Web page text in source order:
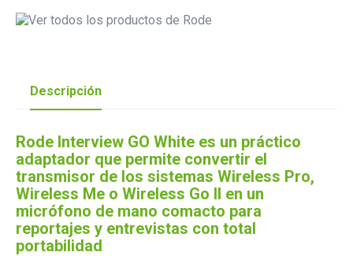
Descripción
Rode Interview GO White es un práctico
adaptador que permite convertir el
transmisor de los sistemas Wireless Pro,
Wireless Me o Wireless Go II en un
micrófono de mano comacto para
reportajes y entrevistas con total
portabilidad